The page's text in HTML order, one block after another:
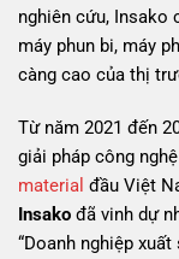
nghiên cứu, Insako
máy phun bi, máy
càng cao của thị
Từ năm 2021 đến
giải pháp công
material đầu Việt
Insako đã vinh dự
“Doanh nghiệp xuất